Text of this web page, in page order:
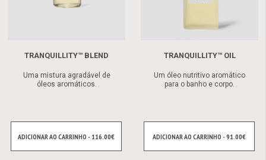
TRANQUILLITY™ BLEND
Uma mistura agradável de
óleos aromáticos.
ADICIONAR AO CARRINHO - 116.00€
TRANQUILLITY™ OIL
Um óleo nutritivo aromático
para o banho e corpo.
ADICIONAR AO CARRINHO - 91.00€